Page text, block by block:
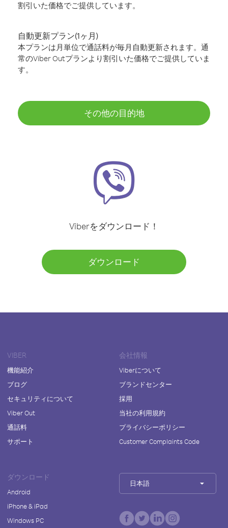
割引いた価格でご提供しています。
自動更新プラン(1ヶ月)
本プランは月単位で通話料が毎月自動更新されます。通
常のViber Outプランより割引いた価格でご提供していま
す。
その他の目的地
Viberをダウンロード！
ダウンロード
VIBER
機能紹介
ブログ
セキュリティについて
Viber Out
通話料
サポート
会社情報
Viberについて
ブランドセンター
採用
当社の利用規約
プライバシーポリシー
Customer Complaints Code
ダウンロード
Android
iPhone & iPad
Windows PC
日本語